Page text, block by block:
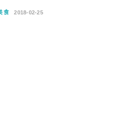
食 2018-02-25